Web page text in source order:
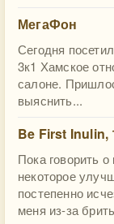
МегаФон
Сегодня
3к1 Хамское
салоне.
выяснить...
Be First Inulin,
Пока говорить
некоторое
постепенно
меня из-за